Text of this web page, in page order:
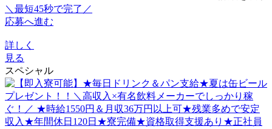
＼最短45秒で完了／
応募へ進む
詳しく
見る
スペシャル